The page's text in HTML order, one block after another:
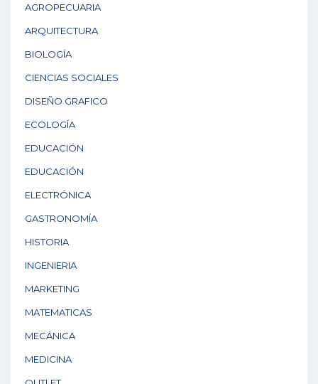
AGROPECUARIA
ARQUITECTURA
BIOLOGÍA
CIENCIAS SOCIALES
DISEÑO GRAFICO
ECOLOGÍA
EDUCACIÓN
EDUCACIÓN
ELECTRÓNICA
GASTRONOMÍA
HISTORIA
INGENIERIA
MARKETING
MATEMATICAS
MECÁNICA
MEDICINA